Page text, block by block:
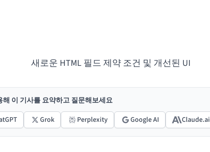
새로운 HTML 필드 제약 조건 및 개선된 UI
해 이 기사를 요약하고 질문해보세요
Grok Perplexity Google AI Claude.ai